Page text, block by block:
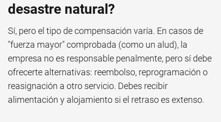
desastre natural?
Sí, pero el tipo de compensación varía. En casos de
"fuerza mayor" comprobada (como un alud), la
empresa no es responsable penalmente, pero sí debe
ofrecerte alternativas: reembolso, reprogramación o
reasignación a otro servicio. Debes recibir
alimentación y alojamiento si el retraso es extenso.